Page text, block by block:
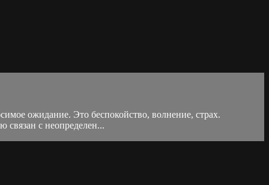
ожидание. Это беспокойство, волнение, страх.
связан с неопределен...